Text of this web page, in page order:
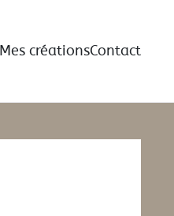
Mes créationsContact